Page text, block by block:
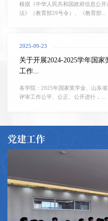
根据《中华人民共和国政府信息公
法》（教育部29号令）、《教育部...
2025-09-23
关于开展2024-2025学年国
工作...
各学院：2025年国家奖学金、山东
评审工作公平、公正、公开进行，...
党建工作